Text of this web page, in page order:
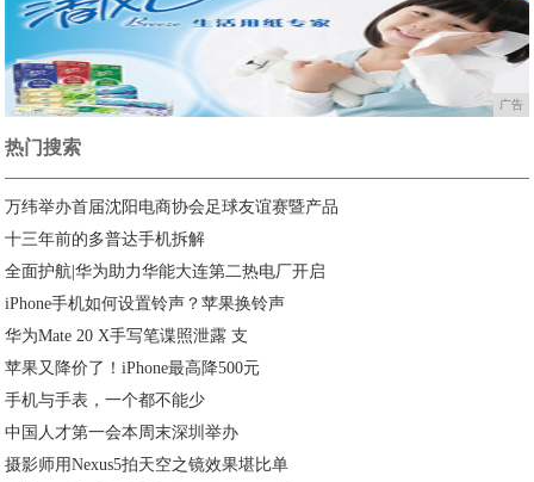
广告
热门搜索
万纬举办首届沈阳电商协会足球友谊赛暨产品
十三年前的多普达手机拆解
全面护航|华为助力华能大连第二热电厂开启
iPhone手机如何设置铃声？苹果换铃声
华为Mate 20 X手写笔谍照泄露 支
苹果又降价了！iPhone最高降500元
手机与手表，一个都不能少
中国人才第一会本周末深圳举办
摄影师用Nexus5拍天空之镜效果堪比单